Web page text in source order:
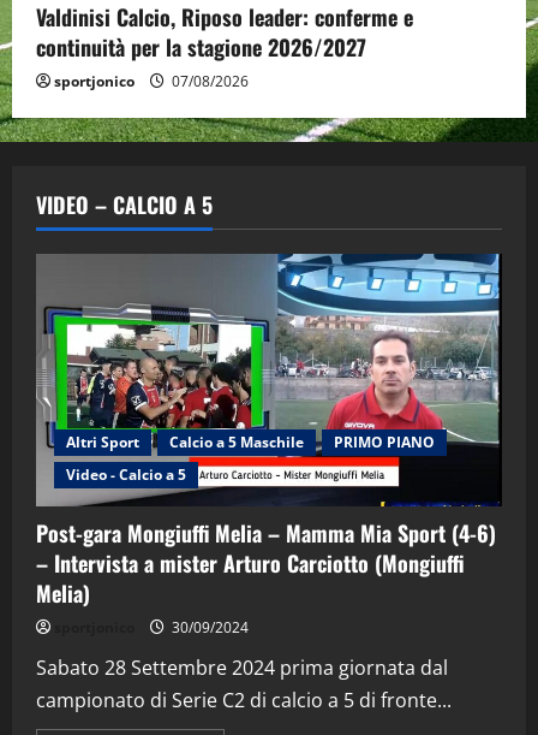
Valdinisi Calcio, Riposo leader: conferme e
continuità per la stagione 2026/2027
sportjonico 07/08/2026
VIDEO – CALCIO A 5
Altri Sport Calcio a 5 Maschile
PRIMO PIANO
Video - Calcio a 5
Post-gara Mongiuffi Melia – Mamma Mia Sport (4-6)
– Intervista a mister Arturo Carciotto (Mongiuffi
Melia)
30/09/2024
Sabato 28 Settembre 2024 prima giornata dal
campionato di Serie C2 di calcio a 5 di fronte...
2
“SportEmpire” in Podcast: 29^ Puntata
(Martedi 28 Aprile 2026)
28/04/2026